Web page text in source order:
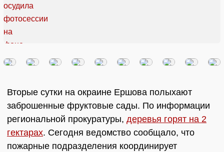
Вторые сутки на окраине Ершова полыхают
заброшенные фруктовые сады. По информации
региональной прокуратуры, деревья горят на 2
гектарах. Сегодня ведомство сообщало, что
пожарные подразделения координирует